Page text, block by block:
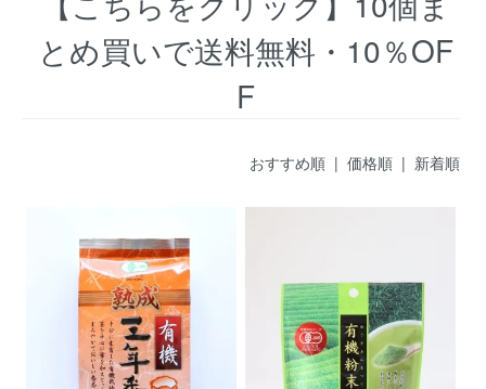
とめ買いで送料無料・10％OF
F
おすすめ順| 価格順 | 新着順